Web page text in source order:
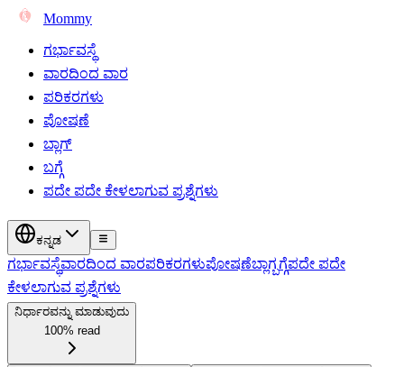
Mommy
ಗರ್ಭಾವಸ್ಥೆ
ವಾರದಿಂದ ವಾರ
ಪರಿಕರಗಳು
ಪೋಷಣೆ
ಬ್ಲಾಗ್
ಬಗ್ಗೆ
ಪದೇ ಪದೇ ಕೇಳಲಾಗುವ ಪ್ರಶ್ನೆಗಳು
ಕನ್ನಡ
ಗರ್ಭಾವಸ್ಥೆವಾರದಿಂದ ವಾರಪರಿಕರಗಳುಪೋಷಣೆಬ್ಲಾಗ್ ಬಗ್ಗೆಪದೇ ಪದೇ
ಕೇಳಲಾಗುವ ಪ್ರಶ್ನೆಗಳು
ನಿರ್ಧಾರವನ್ನು ಮಾಡುವುದು
100% read